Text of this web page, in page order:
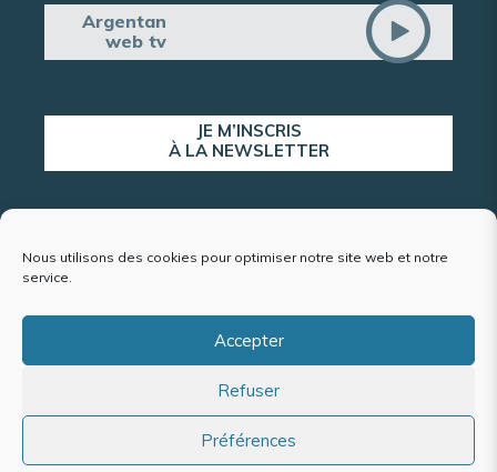
Nous utilisons des cookies pour optimiser notre site web et notre
service.
Accepter
Refuser
Préférences
Argentan
web tv
JE M’INSCRIS
À LA NEWSLETTER
ALERTE POPULATION
Mentions légales et politique de confidentialité
Accessibilité : conformité partielle
Politique de cookies (UE)